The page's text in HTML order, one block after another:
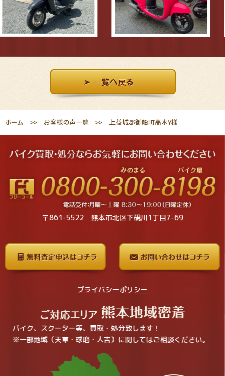
ホーム お客様の声一覧 上益城郡御船町高木Y様
〒861-5522 熊本市北区下硯川1丁目7-69
プライバシーポリシー
バイク、スクーター等、買取・処分致します！
※一部地域（天草・球磨・人吉）に関してはご相談ください。